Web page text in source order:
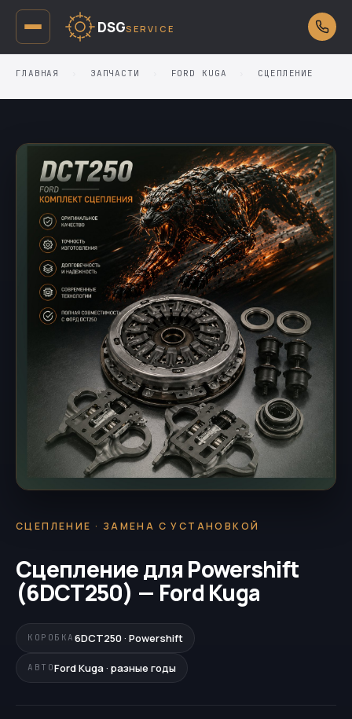
DSGSERVICE
ГЛАВНАЯ ЗАПЧАСТИ FORD KUGA СЦЕПЛЕНИЕ
СЦЕПЛЕНИЕ · ЗАМЕНА С УСТАНОВКОЙ
Сцепление для Powershift
(6DCT250) — Ford Kuga
КОРОБКА 6DCT250 · Powershift
АВТОFord Kuga · разные годы